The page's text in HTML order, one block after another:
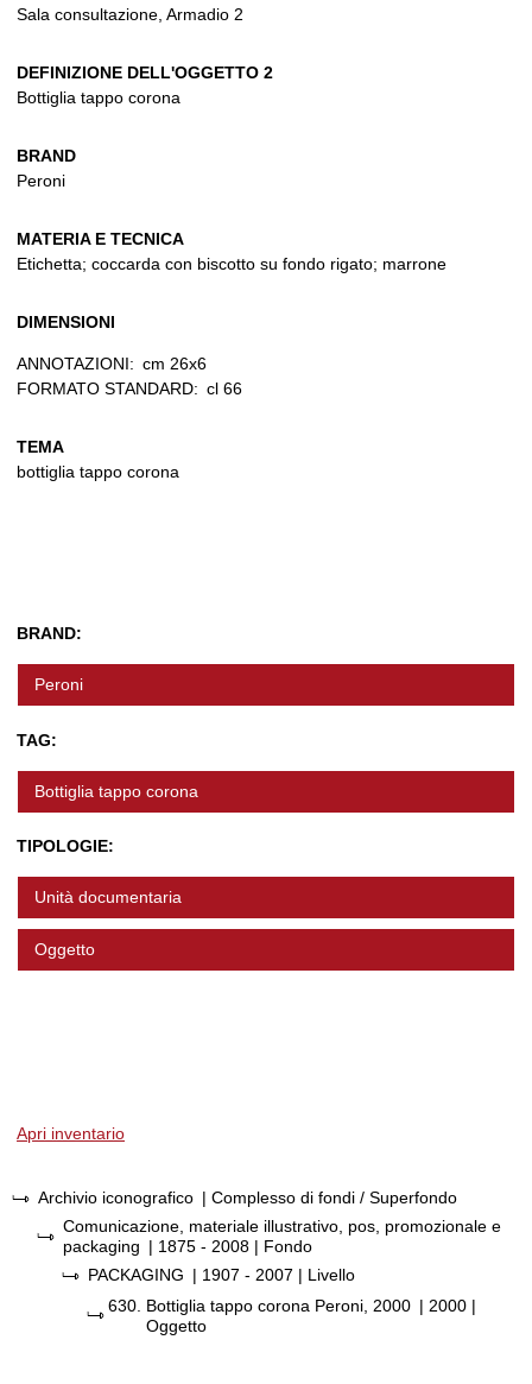
Sala consultazione, Armadio 2
DEFINIZIONE DELL'OGGETTO 2
Bottiglia tappo corona
BRAND
Peroni
MATERIA E TECNICA
Etichetta; coccarda con biscotto su fondo rigato; marrone
DIMENSIONI
ANNOTAZIONI: cm 26x6
FORMATO STANDARD: cl 66
TEMA
bottiglia tappo corona
BRAND:
Peroni
TAG:
Bottiglia tappo corona
TIPOLOGIE:
Unità documentaria
Oggetto
Apri inventario
Archivio iconografico | Complesso di fondi / Superfondo
Comunicazione, materiale illustrativo, pos, promozionale e
packaging | 1875 - 2008 | Fondo
PACKAGING | 1907 - 2007 | Livello
630. Bottiglia tappo corona Peroni, 2000 | 2000 |
Oggetto